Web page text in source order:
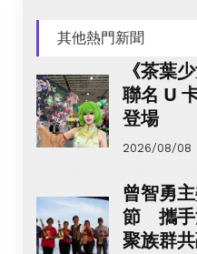
其他熱門新聞
《茶葉
聯名 U
登場
2026/08/08
曾智勇
節 攜手
聚族群